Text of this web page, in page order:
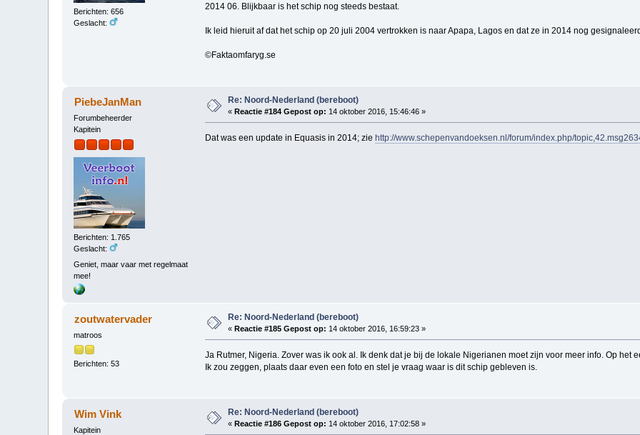
Berichten: 656
Geslacht:
2014 06. Blijkbaar is het schip nog steeds bestaat.
Ik leid hieruit af dat het schip op 20 juli 2004 vertrokken is naar Apapa, Lagos en dat ze in 2014 nog
©Faktaomfaryg.se
PiebeJanMan
Forumbeheerder
Kapitein
Berichten: 1.765
Geslacht:
Geniet, maar vaar met regelmaat
mee!
Re: Noord-Nederland (bereboot)
«Reactie #184 Gepost op: 14 oktober 2016, 15:46:46 »
Dat was een update in Equasis in 2014; zie http://www.schepenvandoeksen.nl/forum/index.php/
zoutwatervader
matroos
Berichten: 53
Re: Noord-Nederland (bereboot)
«Reactie #185 Gepost op: 14 oktober 2016, 16:59:23 »
Ja Rutmer, Nigeria. Zover was ik ook al. Ik denk dat je bij de lokale Nigerianen moet zijn voor meer info. Op het
Ik zou zeggen, plaats daar even een foto en stel je vraag waar is dit schip gebleven is.
Wim Vink
Kapitein
Re: Noord-Nederland (bereboot)
«Reactie #186 Gepost op: 14 oktober 2016, 17:02:58 »